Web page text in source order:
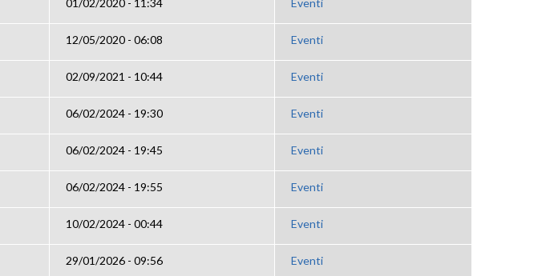
01/02/2020 - 11:34 Eventi
12/05/2020 - 06:08 Eventi
02/09/2021 - 10:44 Eventi
06/02/2024 - 19:30 Eventi
06/02/2024 - 19:45 Eventi
06/02/2024 - 19:55 Eventi
10/02/2024 - 00:44 Eventi
29/01/2026 - 09:56 Eventi